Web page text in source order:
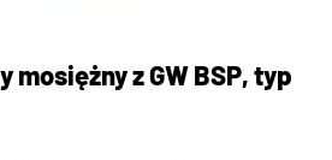
mosiężny z GW BSP, typ